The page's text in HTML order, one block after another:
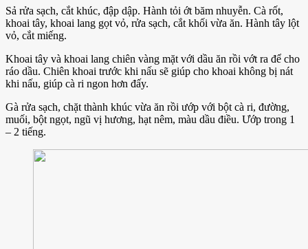
Sả rửa sạch, cắt khúc, đập dập. Hành tỏi ớt băm nhuyễn. Cà rốt,
khoai tây, khoai lang gọt vỏ, rửa sạch, cắt khối vừa ăn. Hành tây lột
vỏ, cắt miếng.
Khoai tây và khoai lang chiên vàng mặt với dầu ăn rồi vớt ra để cho
ráo dầu. Chiên khoai trước khi nấu sẽ giúp cho khoai không bị nát
khi nấu, giúp cà ri ngon hơn đấy.
Gà rửa sạch, chặt thành khúc vừa ăn rồi ướp với bột cà ri, đường,
muối, bột ngọt, ngũ vị hương, hạt nêm, màu dầu điều. Ướp trong 1
– 2 tiếng.